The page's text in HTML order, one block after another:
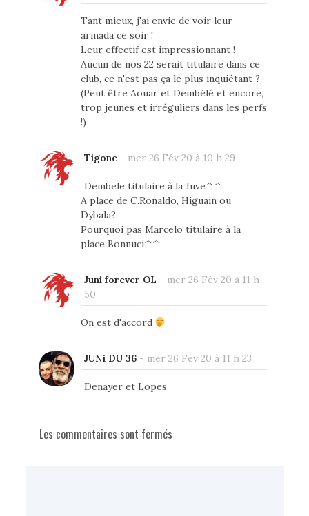
Tant mieux, j'ai envie de voir leur
armada ce soir !
Leur effectif est impressionnant !
Aucun de nos 22 serait titulaire dans ce
club, ce n'est pas ça le plus inquiétant ?
(Peut être Aouar et Dembélé et encore,
trop jeunes et irréguliers dans les perfs
!)
Tigone- mer 26 Fév 20 à 10 h 29
Dembele titulaire à la Juve^^
A place de C.Ronaldo, Higuain ou
Dybala?
Pourquoi pas Marcelo titulaire à la
place Bonnuci^^
Juni forever OL - mer 26 Fév 20 à 11 h
50
On est d'accord
JUNi DU 36- mer 26 Fév 20 à 11 h 23
Denayer et Lopes
Les commentaires sont fermés